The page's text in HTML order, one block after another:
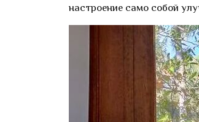
настроение само собой